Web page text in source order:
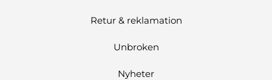
Retur & reklamation
Unbroken
Nyheter